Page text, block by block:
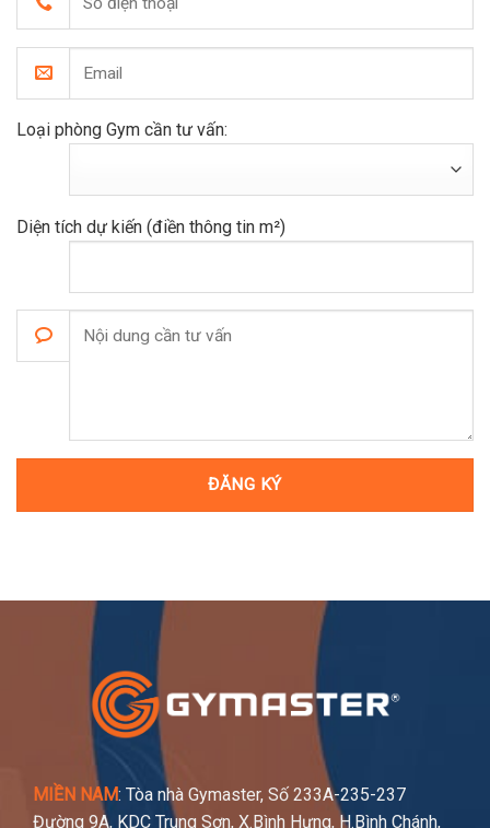
Loại phòng Gym cần tư vấn:
Diện tích dự kiến (điền thông tin m²)
MIỀN NAM: Tòa nhà Gymaster, Số 233A-235-237
Đường 9A, KDC Trung Sơn, X.Bình Hưng, H.Bình Chánh,